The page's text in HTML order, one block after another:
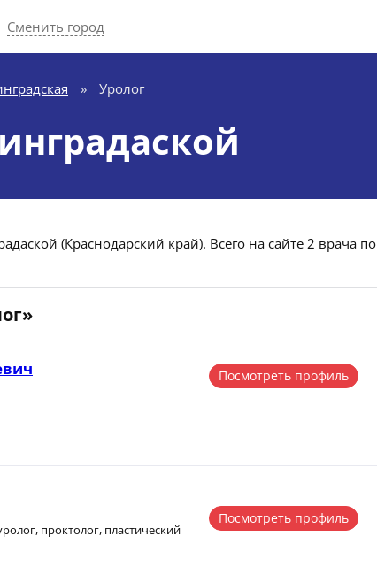
Сменить город
» Уролог
(Краснодарский край). Всего на сайте 2 врача по
Посмотреть профиль
проктолог, пластический
Посмотреть профиль